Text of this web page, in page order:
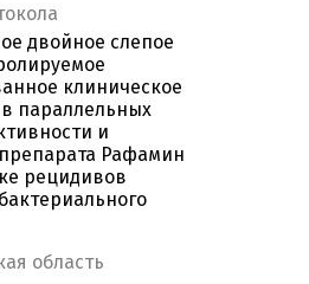
двойное слепое
клиническое
параллельных
и
Рафамин
рецидивов
область